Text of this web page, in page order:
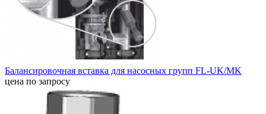
Балансировочная вставка для насосных групп FL-UK/MK
цена по запросу